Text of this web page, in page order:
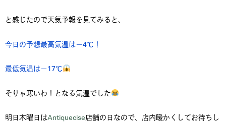
と感じたので天気予報を見てみると、
今日の予想最高気温は－4℃！
最低気温は－17℃
そりゃ寒いわ！となる気温でした
明日木曜日はAntiquecise店舗の日なので、店内暖かくしてお待ちし